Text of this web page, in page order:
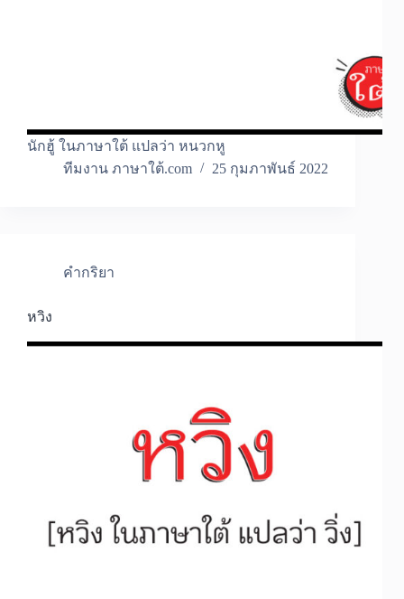
นักฮู้ ในภาษาใต้ แปลว่า หนวกหู
ทีมงาน ภาษาใต้.com
25 กุมภาพันธ์ 2022
คำกริยา
หวิง